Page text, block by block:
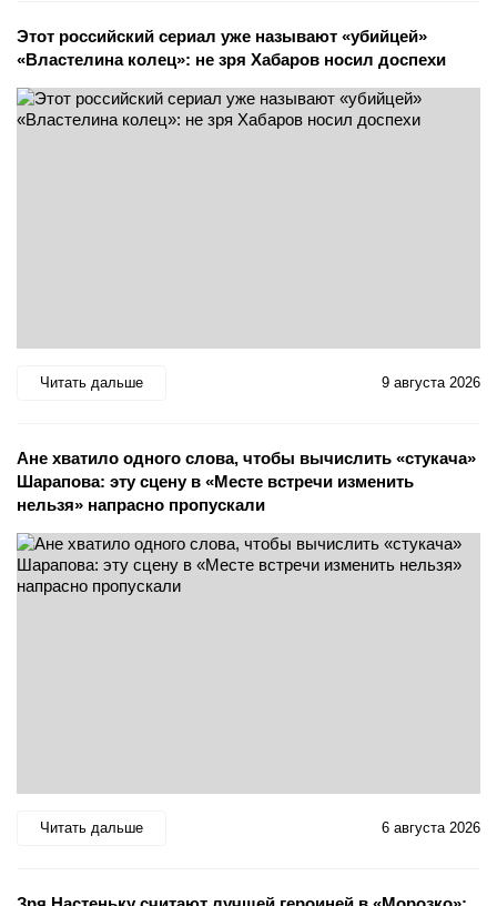
Этот российский сериал уже называют «убийцей»
«Властелина колец»: не зря Хабаров носил доспехи
Читать дальше 9 августа 2026
Ане хватило одного слова, чтобы вычислить «стукача»
Шарапова: эту сцену в «Месте встречи изменить
нельзя» напрасно пропускали
Читать дальше 6 августа 2026